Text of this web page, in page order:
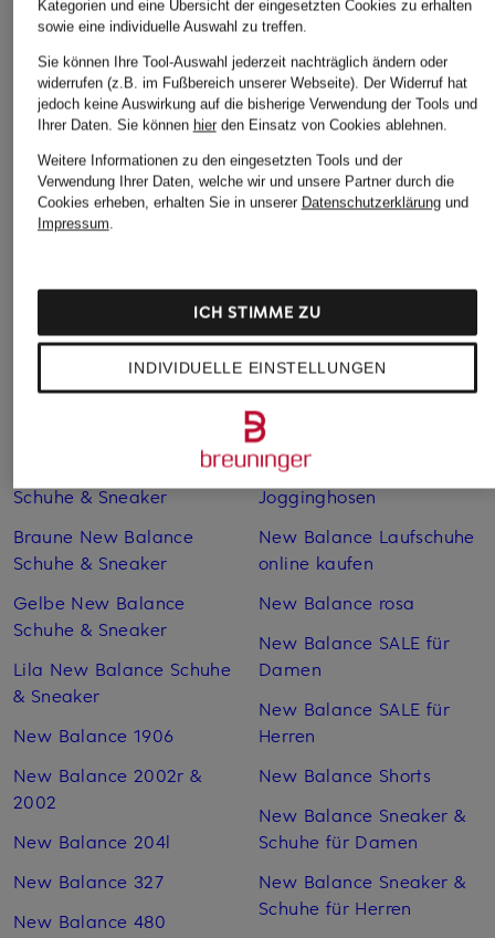
ASICS
Sneaker GT-2160
130 €
Bestpreis: 85,49 €
new balance
Sneaker 740
120 €
Sneaker 740
120 €
Schuhe & Sneaker
Braune New Balance
Schuhe & Sneaker
Gelbe New Balance
Schuhe & Sneaker
Lila New Balance Schuhe
& Sneaker
New Balance 1906
New Balance 2002r &
2002
New Balance 204l
New Balance 327
New Balance 480
New Balance
Jogginghosen
New Balance Laufschuhe
online kaufen
New Balance rosa
New Balance SALE für
Damen
New Balance SALE für
Herren
New Balance Shorts
New Balance Sneaker &
Schuhe für Damen
New Balance Sneaker &
Schuhe für Herren
Kategorien und eine Übersicht der eingesetzten Cookies zu erhalten
sowie eine individuelle Auswahl zu treffen.
Sie können Ihre Tool-Auswahl jederzeit nachträglich ändern oder
widerrufen (z.B. im Fußbereich unserer Webseite). Der Widerruf hat
jedoch keine Auswirkung auf die bisherige Verwendung der Tools und
Ihrer Daten. Sie können hierden Einsatz von Cookies ablehnen.
Weitere Informationen zu den eingesetzten Tools und der
Verwendung Ihrer Daten, welche wir und unsere Partner durch die
Cookies erheben, erhalten Sie in unserer Datenschutzerklärungund
Impressum.
INDIVIDUELLE EINSTELLUNGEN
ICH STIMME ZU